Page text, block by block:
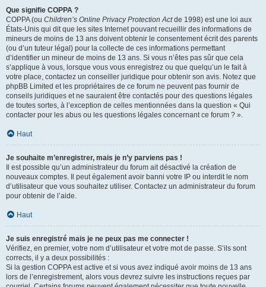
Que signifie COPPA ?
COPPA (ou Children’s Online Privacy Protection Actde 1998) est une loi aux
États-Unis qui dit que les sites Internet pouvant recueillir des informations de
mineurs de moins de 13 ans doivent obtenir le consentement écrit des parents
(ou d’un tuteur légal) pour la collecte de ces informations permettant
d’identifier un mineur de moins de 13 ans. Si vous n’êtes pas sûr que cela
s’applique à vous, lorsque vous vous enregistrez ou que quelqu’un le fait à
votre place, contactez un conseiller juridique pour obtenir son avis. Notez que
phpBB Limited et les propriétaires de ce forum ne peuvent pas fournir de
conseils juridiques et ne sauraient être contactés pour des questions légales
de toutes sortes, à l’exception de celles mentionnées dans la question « Qui
contacter pour les abus ou les questions légales concernant ce forum ? ».
Haut
Je souhaite m’enregistrer, mais je n’y parviens pas !
Il est possible qu’un administrateur du forum ait désactivé la création de
nouveaux comptes. Il peut également avoir banni votre IP ou interdit le nom
d’utilisateur que vous souhaitez utiliser. Contactez un administrateur du forum
pour obtenir de l’aide.
Haut
Je suis enregistré mais je ne peux pas me connecter !
Vérifiez, en premier, votre nom d’utilisateur et votre mot de passe. S’ils sont
corrects, il y a deux possibilités :
Si la gestion COPPA est active et si vous avez indiqué avoir moins de 13 ans
lors de l’enregistrement, alors vous devrez suivre les instructions reçues par